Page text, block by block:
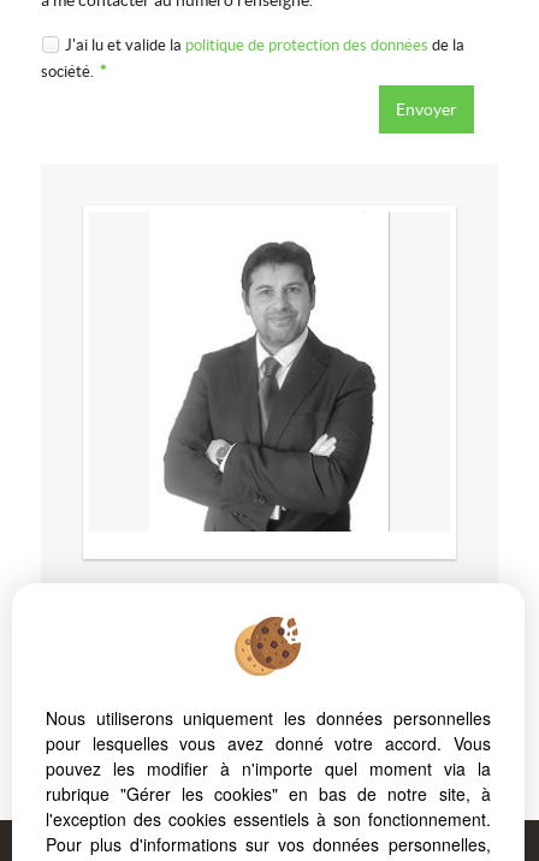
J'ai lu et valide la politique de protection des données de la
société. *
Mobile07 61 24 44 10
RSAC: - Ville du greffe:
Proposé parFORCAPRIMM, votre agence à
Nous utiliserons uniquement les données personnelles
pour lesquelles vous avez donné votre accord. Vous
pouvez les modifier à n'importe quel moment via la
rubrique "Gérer les cookies" en bas de notre site, à
l'exception des cookies essentiels à son fonctionnement.
Pour plus d'informations sur vos données personnelles,